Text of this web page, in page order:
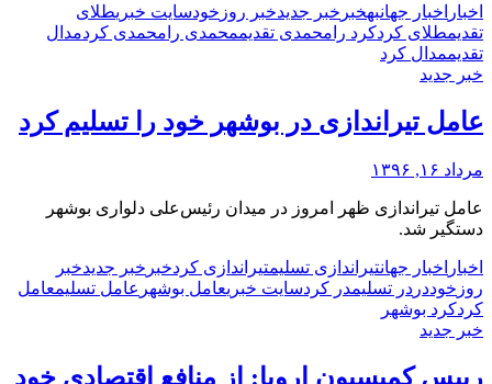
اخبار اخبار جهانبهخبر خبر جدیدخبر روز خودسایت خبریطلای
تقدیمطلای کردکرد را محمدی تقدیممحمدی را محمدی کردمدال
تقدیممدال کرد
خبر جدید
عامل تیراندازی در بوشهر خود را تسلیم کرد
مرداد ۱۶, ۱۳۹۶
عامل تیراندازی ظهر امروز در میدان رئیس‌علی دلواری بوشهر
دستگیر شد.
اخبار اخبار جهانتیراندازی تسلیمتیراندازی کردخبر خبر جدیدخبر
روز خوددر در تسلیمدر کردسایت خبریعامل بوشهر عامل تسلیمعامل
کردکرد بوشهر
خبر جدید
رییس کمیسیون اروپا: از منافع اقتصادی خود